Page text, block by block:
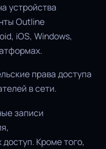
устройства
Outline
iOS, Windows,
права доступа
в сети.
записи
Кроме того,